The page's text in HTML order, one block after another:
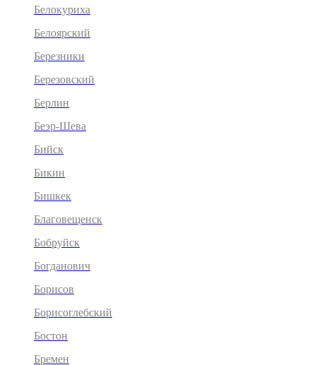
Белокуриха
Белоярский
Березники
Березовский
Берлин
Беэр-Шева
Бийск
Бикин
Бишкек
Благовещенск
Бобруйск
Богданович
Борисов
Борисоглебский
Бостон
Бремен